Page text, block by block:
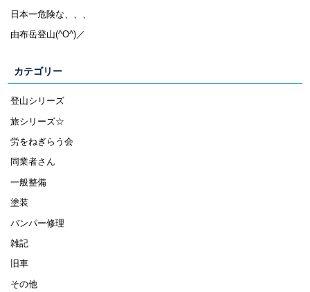
日本一危険な、、、
由布岳登山(^O^)／
カテゴリー
登山シリーズ
旅シリーズ☆
労をねぎらう会
同業者さん
一般整備
塗装
バンパー修理
雑記
旧車
その他